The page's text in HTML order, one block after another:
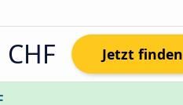
CHF Jetzt finden